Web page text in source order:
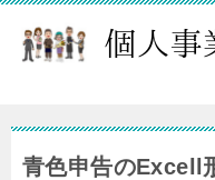
青色申告のExcell